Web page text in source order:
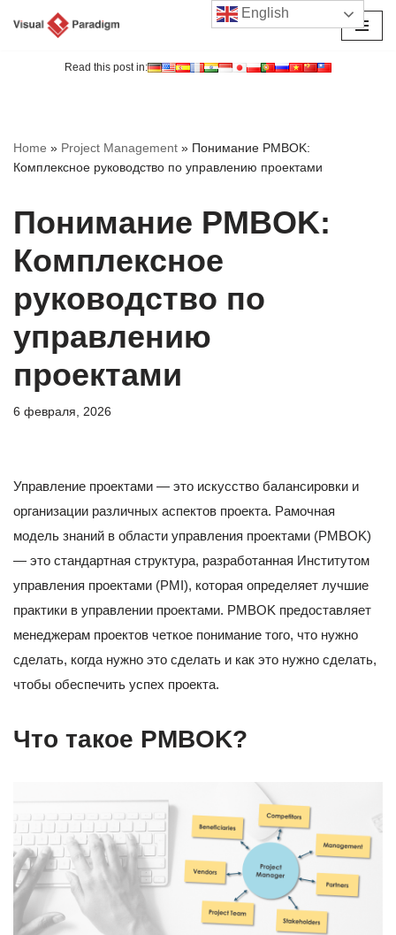
Read this post in:
Home » Project Management » Понимание PMBOK:
Комплексное руководство по управлению проектами
Понимание PMBOK:
Комплексное
руководство по
управлению
проектами
6 февраля, 2026
Управление проектами — это искусство балансировки и
организации различных аспектов проекта. Рамочная
модель знаний в области управления проектами (PMBOK)
— это стандартная структура, разработанная Институтом
управления проектами (PMI), которая определяет лучшие
практики в управлении проектами. PMBOK предоставляет
менеджерам проектов четкое понимание того, что нужно
сделать, когда нужно это сделать и как это нужно сделать,
чтобы обеспечить успех проекта.
Что такое PMBOK?
English